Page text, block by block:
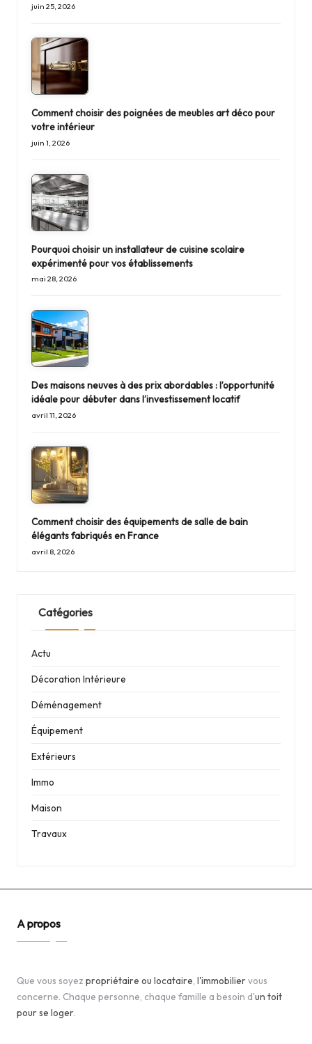
juin 25, 2026
Comment choisir des poignées de meubles art déco pour
votre intérieur
juin 1, 2026
Pourquoi choisir un installateur de cuisine scolaire
expérimenté pour vos établissements
mai 28, 2026
Des maisons neuves à des prix abordables : l’opportunité
idéale pour débuter dans l’investissement locatif
avril 11, 2026
Comment choisir des équipements de salle de bain
élégants fabriqués en France
avril 8, 2026
Catégories
Actu
Décoration Intérieure
Déménagement
Équipement
Extérieurs
Immo
Maison
Travaux
A propos
Que vous soyez propriétaire ou locataire, l'immobiliervous
concerne. Chaque personne, chaque famille a besoin d'un toit
pour se loger.